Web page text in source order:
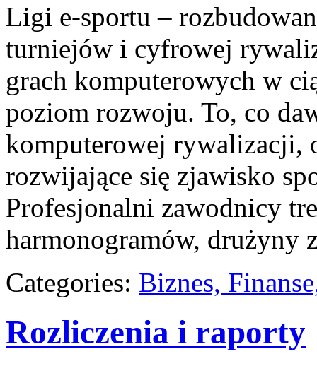
Ligi e-sportu –
turniejów i cyfrowej
grach komputerowych w
poziom rozwoju. To, co
komputerowej rywalizacji,
rozwijające się zjawisko
Profesjonalni zawodnicy
harmonogramów, drużyny
Categories: Biznes,
Rozliczenia i raporty